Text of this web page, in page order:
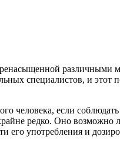
различными
специалистов, и
человека, если
редко. Оно возможно
употребления и